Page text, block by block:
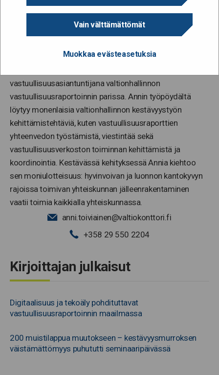
Vain välttämättömät
Muokkaa evästeasetuksia
vastuullisuusasiantuntijana valtionhallinnon
vastuullisuusraportoinnin parissa. Annin työpöydältä
löytyy monenlaisia valtionhallinnon kestävyystyön
kehittämistehtäviä, kuten vastuullisuusraporttien
yhteenvedon työstämistä, viestintää sekä
vastuullisuusverkoston toiminnan kehittämistä ja
koordinointia. Kestävässä kehityksessä Annia kiehtoo
sen moniulotteisuus: hyvinvoivan ja luonnon kantokyvyn
rajoissa toimivan yhteiskunnan jälleenrakentaminen
vaatii toimia kaikkialla yhteiskunnassa.
anni.toiviainen@valtiokonttori.fi
+358 29 550 2204
Kirjoittajan julkaisut
Digitaalisuus ja tekoäly pohdituttavat
vastuullisuusraportoinnin maailmassa
200 muistilappua muutokseen – kestävyysmurroksen
väistämättömyys puhututti seminaaripäivässä